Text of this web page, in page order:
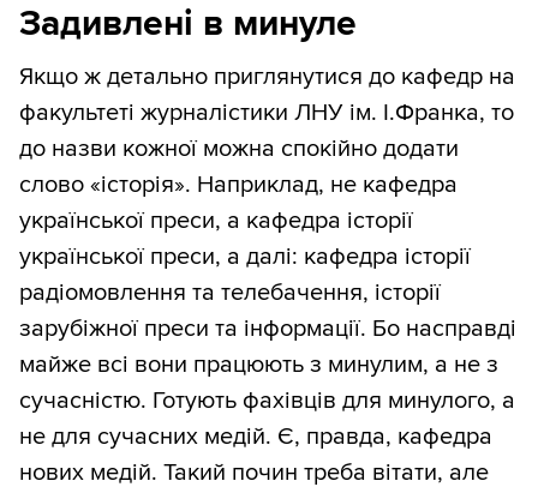
Задивлені в минуле
Якщо ж детально приглянутися до кафедр на
факультеті журналістики ЛНУ ім. І.Франка, то
до назви кожної можна спокійно додати
слово «історія». Наприклад, не кафедра
української преси, а кафедра історії
української преси, а далі: кафедра історії
радіомовлення та телебачення, історії
зарубіжної преси та інформації. Бо насправді
майже всі вони працюють з минулим, а не з
сучасністю. Готують фахівців для минулого, а
не для сучасних медій. Є, правда, кафедра
нових медій. Такий почин треба вітати, але